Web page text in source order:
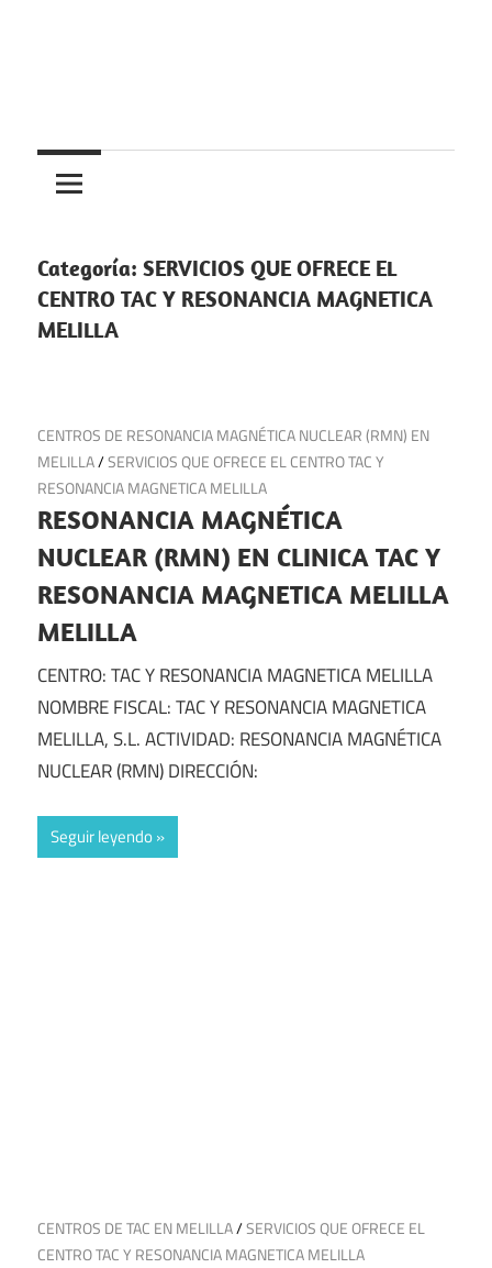
Centros
medicos
médicos,
centros
y
de
urgencias
Categoría: SERVICIOS QUE OFRECE EL
CENTRO TAC Y RESONANCIA MAGNETICA
MELILLA
30 de noviembre de 2024
CENTROS DE RESONANCIA MAGNÉTICA NUCLEAR (RMN) EN
MELILLA/SERVICIOS QUE OFRECE EL CENTRO TAC Y
RESONANCIA MAGNETICA MELILLA
RESONANCIA MAGNÉTICA
NUCLEAR (RMN) EN CLINICA TAC Y
RESONANCIA MAGNETICA MELILLA
MELILLA
CENTRO: TAC Y RESONANCIA MAGNETICA MELILLA
NOMBRE FISCAL: TAC Y RESONANCIA MAGNETICA
MELILLA, S.L. ACTIVIDAD: RESONANCIA MAGNÉTICA
NUCLEAR (RMN) DIRECCIÓN:
Seguir leyendo
14 de octubre de 2024
CENTROS DE TAC EN MELILLA/SERVICIOS QUE OFRECE EL
CENTRO TAC Y RESONANCIA MAGNETICA MELILLA